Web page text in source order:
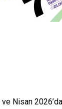
Nisan